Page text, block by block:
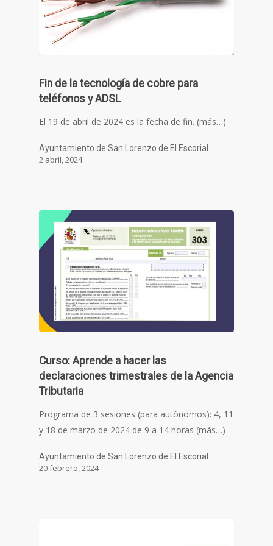
Fin de la tecnología de cobre para
teléfonos y ADSL
El 19 de abril de 2024 es la fecha de fin. (más…)
Ayuntamiento de San Lorenzo de El Escorial
2 abril, 2024
Curso: Aprende a hacer las
declaraciones trimestrales de la Agencia
Tributaria
Programa de 3 sesiones (para autónomos): 4, 11
y 18 de marzo de 2024 de 9 a 14 horas (más…)
Ayuntamiento de San Lorenzo de El Escorial
20 febrero, 2024